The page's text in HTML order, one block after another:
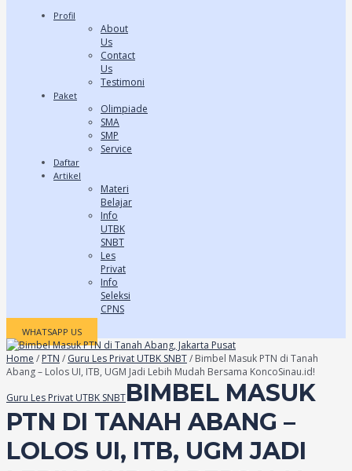
Profil
About
Us
Contact
Us
Testimoni
Paket
Olimpiade
SMA
SMP
Service
Daftar
Artikel
Materi
Belajar
Info
UTBK
SNBT
Les
Privat
Info
Seleksi
CPNS
WHATSAPP US
Home / PTN / Guru Les Privat UTBK SNBT/ Bimbel Masuk PTN di Tanah
Abang – Lolos UI, ITB, UGM Jadi Lebih Mudah Bersama KoncoSinau.id!
Guru Les Privat UTBK SNBTBIMBEL MASUK
PTN DI TANAH ABANG –
LOLOS UI, ITB, UGM JADI